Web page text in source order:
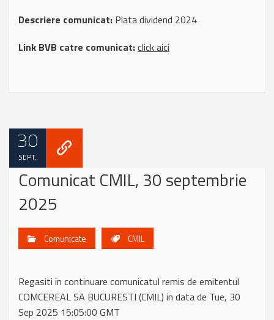
Descriere comunicat: Plata dividend 2024
Link BVB catre comunicat:click aici
30
SEPT.
Comunicat CMIL, 30 septembrie
2025
Comunicate CMIL
Regasiti in continuare comunicatul remis de emitentul
COMCEREAL SA BUCURESTI (CMIL) in data de Tue, 30
Sep 2025 15:05:00 GMT